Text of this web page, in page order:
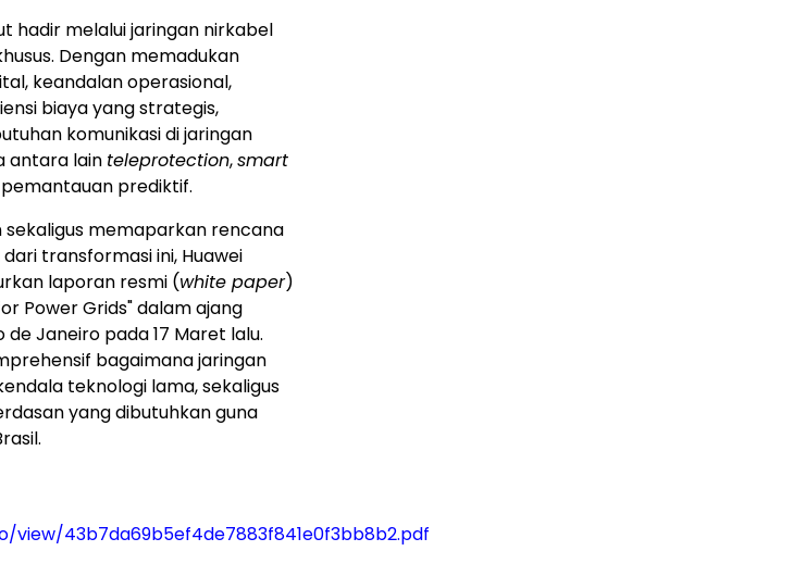
hadir melalui jaringan nirkabel
Dengan memadukan
keandalan operasional,
biaya yang strategis,
komunikasi di jaringan
antara lain teleprotection,smart
prediktif.
memaparkan rencana
transformasi ini, Huawei
laporan resmi (white paper)
Power Grids" dalam ajang
de Janeiro pada 17 Maret lalu.
bagaimana jaringan
teknologi lama, sekaligus
yang dibutuhkan guna
view/43b7da69b5ef4de7883f841e0f3bb8b2.pdf